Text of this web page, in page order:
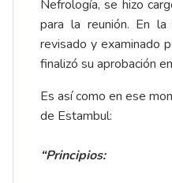
Nefrología, se hizo
para la reunión. En
revisado y examinado
finalizó su aprobación
Es así como en ese
de Estambul:
“Principios: